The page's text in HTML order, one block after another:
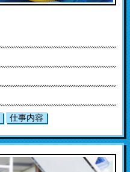
仕事内容